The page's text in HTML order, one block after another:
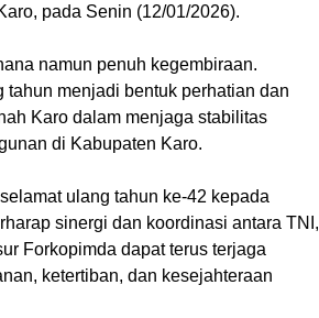
pada Senin (12/01/2026).
namun penuh kegembiraan.
menjadi bentuk perhatian dan
Karo dalam menjaga stabilitas
di Kabupaten Karo.
ulang tahun ke-42 kepada
sinergi dan koordinasi antara TNI,
Forkopimda dapat terus terjaga
ketertiban, dan kesejahteraan